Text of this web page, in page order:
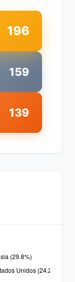
159
196
139